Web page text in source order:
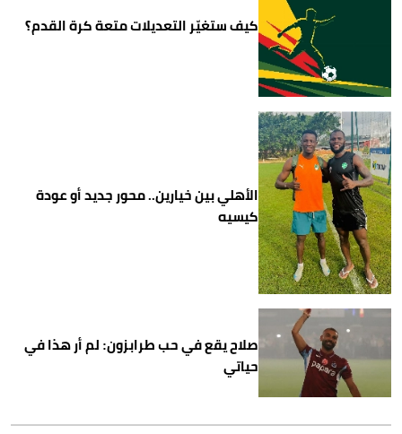
كيف ستغيّر التعديلات متعة كرة القدم؟
الأهلي بين خيارين.. محور جديد أو عودة
كيسيه
صلاح يقع في حب طرابزون: لم أر هذا في
حياتي